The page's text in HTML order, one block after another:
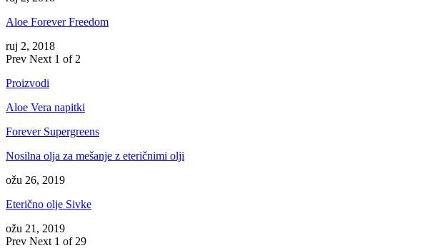
Aloe Forever Freedom
ruj 2, 2018
Prev Next 1 of 2
Proizvodi
Aloe Vera napitki
Forever Supergreens
Nosilna olja za mešanje z eteričnimi olji
ožu 26, 2019
Eterično olje Sivke
ožu 21, 2019
Prev Next 1 of 29